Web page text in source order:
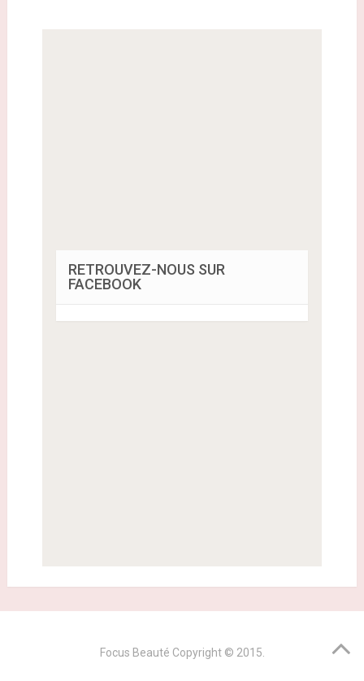
RETROUVEZ-NOUS SUR
FACEBOOK
Focus Beauté Copyright © 2015.